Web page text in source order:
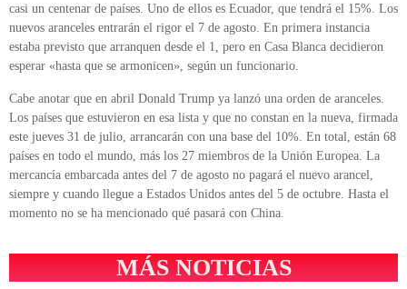
casi un centenar de países. Uno de ellos es Ecuador, que tendrá el 15%. Los
nuevos aranceles entrarán el rigor el 7 de agosto. En primera instancia
estaba previsto que arranquen desde el 1, pero en Casa Blanca decidieron
esperar «hasta que se armonicen», según un funcionario.
Cabe anotar que en abril Donald Trump ya lanzó una orden de aranceles.
Los países que estuvieron en esa lista y que no constan en la nueva, firmada
este jueves 31 de julio, arrancarán con una base del 10%. En total, están 68
países en todo el mundo, más los 27 miembros de la Unión Europea. La
mercancía embarcada antes del 7 de agosto no pagará el nuevo arancel,
siempre y cuando llegue a Estados Unidos antes del 5 de octubre. Hasta el
momento no se ha mencionado qué pasará con China.
MÁS NOTICIAS